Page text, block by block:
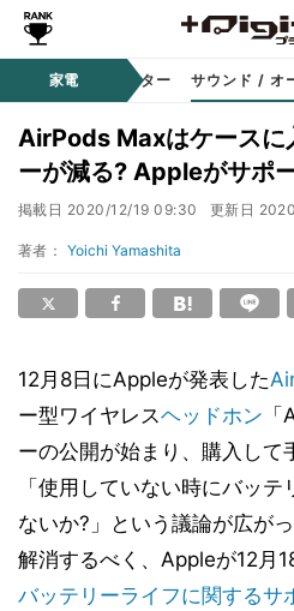
家電プロジェクター サウンド / オ
AirPods Maxはケースに
ーが減る? Appleがサポ
掲載日 2020/12/19 09:30 更新日
著者： Yoichi Yamashita
12月8日にAppleが発表した
ー型ワイヤレスヘッドホン
ーの公開が始まり、購入して
「使用していない時にバッ
ないか?」という議論が広が
解消するべく、Appleが12月
バッテリーライフに関するサ